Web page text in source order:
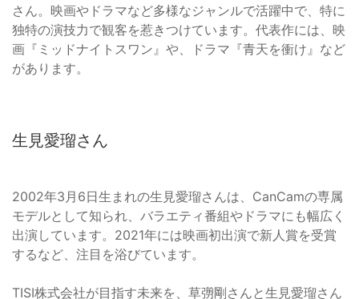
さん。映画やドラマなど多様なジャンルで活躍中で、特に
独特の演技力で観客を惹きつけています。代表作には、映
画『ミッドナイトスワン』や、ドラマ『青天を衝け』など
があります。
生見愛瑠さん
2002年3月6日生まれの生見愛瑠さんは、CanCamの専属
モデルとして知られ、バラエティ番組やドラマにも幅広く
出演しています。2021年には映画初出演で新人賞を受賞
するなど、注目を浴びています。
TISI株式会社が目指す未来を、草彅剛さんと生見愛瑠さん